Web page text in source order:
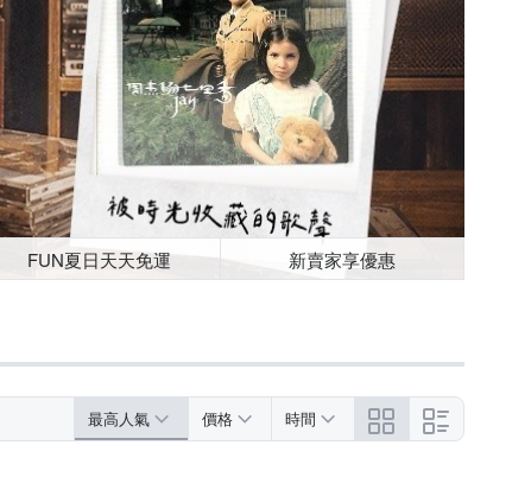
FUN夏日天天免運 新賣家享優惠
最高人氣 價格 時間